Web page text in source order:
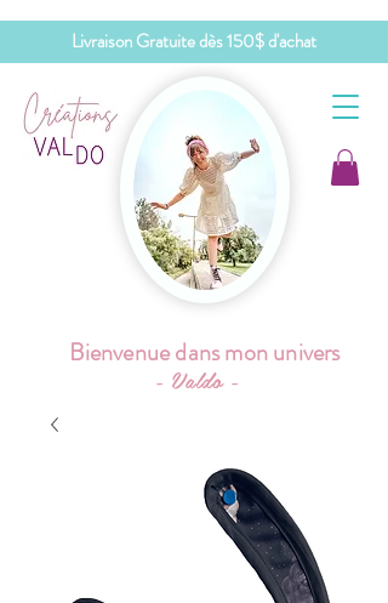
Livraison Gratuite dès 150$ d'achat
- Valdo -
Bienvenue dans mon univers